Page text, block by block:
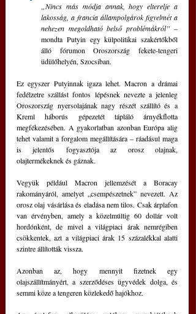
„Nincs más módja annak, hogy elterelje a
lakosság, a francia állampolgárok figyelmét a
nehezen megoldható belső problémákról” –
mondta Putyin egy külpolitikai szakértőkből
álló fórumon Oroszország fekete-tengeri
üdülőhelyén, Szocsiban.
Ez egyszer Putyinnak igaza lehet. Macron a drámai
fedélzetre szállást fontos lépésnek nevezte a jelenleg
Oroszország nyersolajának nagy részét szállító és a
Kreml háborús gépezetét tápláló árnyékflotta
megfékezésében. A gyakorlatban azonban Európa alig
tehet valamit a forgalom megállítására – ráadásul maga
is jelentős fogyasztója az orosz olajnak,
olajtermékeknek és gáznak.
Vegyük például Macron jellemzését a Boracay
rakományáról, amelyet „csempészetnek” nevezett. Az
orosz olaj vásárlása és eladása nem tilos. Csak árplafon
van érvényben, amely a közelmúltig 60 dollár volt
hordónként, de mivel a világpiaci árak nemrégiben
csökkentek, azt a világpiaci árak 15 százalékkal alatti
szintre állították vissza.
Azonban az, hogy mennyit fizetnek egy
olajszállítmányért, a szerződéses ügyvédek dolga, és
semmi köze a tengeren közlekedő hajókhoz.